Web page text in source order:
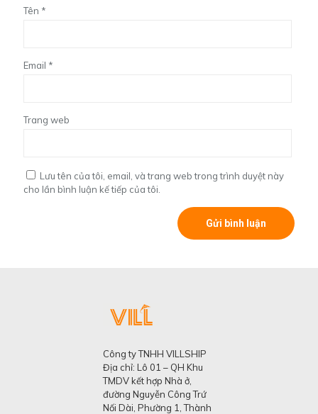
Tên *
Email *
Trang web
Lưu tên của tôi, email, và trang web trong trình duyệt này
cho lần bình luận kế tiếp của tôi.
Công ty TNHH VILLSHIP
Địa chỉ: Lô 01 – QH Khu
TMDV kết hợp Nhà ở,
đường Nguyễn Công Trứ
Nối Dài, Phường 1, Thành